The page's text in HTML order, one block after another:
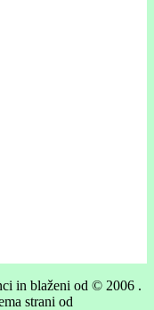
in blaženi od © 2006 .
strani od